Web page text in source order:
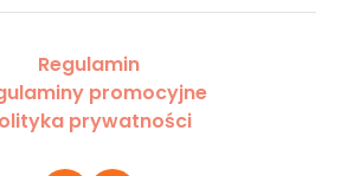
Regulamin
promocyjne
prywatności